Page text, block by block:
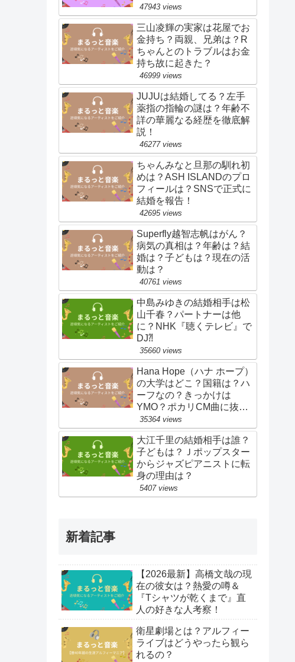
47943 views
三山凌輝の実家は花屋でお
金持ち？両親、兄弟は？R
ちゃんとのトラブルはお金
持ち故に起きた？
46999 views
JUJUは結婚してる？左手
薬指の指輪の謎は？年齢不
詳の華麗なる経歴を徹底解
説！
46277 views
ちゃんみなと旦那の馴れ初
めは？ASH ISLANDのプロ
フィールは？SNSで正式に
結婚を報告！
42695 views
Superfly越智志帆はがん？
病気の真相は？年齢は？結
婚は？子どもは？現在の活
動は？
40761 views
中島みゆきの結婚相手は松
山千春？パートナーは他
に？NHK『聴くテレビ』で
DJ⁈
35660 views
Hana Hope（ハナ ホープ）
の大学はどこ？国籍は？ハ
ーフなの？きっかけは
YMO？ポカリCM曲に抜
擢！
35364 views
大江千里の結婚相手は誰？
子どもは？Ｊポップスター
からジャズピアニストに転
身の理由は？
5407 views
新着記事
【2026最新】高橋文哉の現
在の彼女は？熱愛の噂＆
『Tシャツが乾くまで』直
人の好きな人考察！
衛星劇場とは？アルフィー
ライブはどうやったら観ら
れるの？